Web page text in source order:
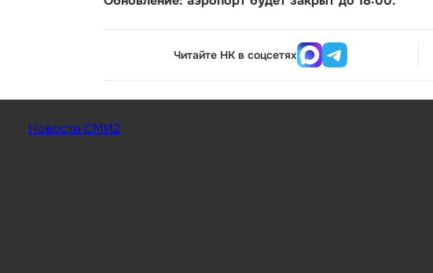
Читайте НК в соцсетях
Новости СМИ2